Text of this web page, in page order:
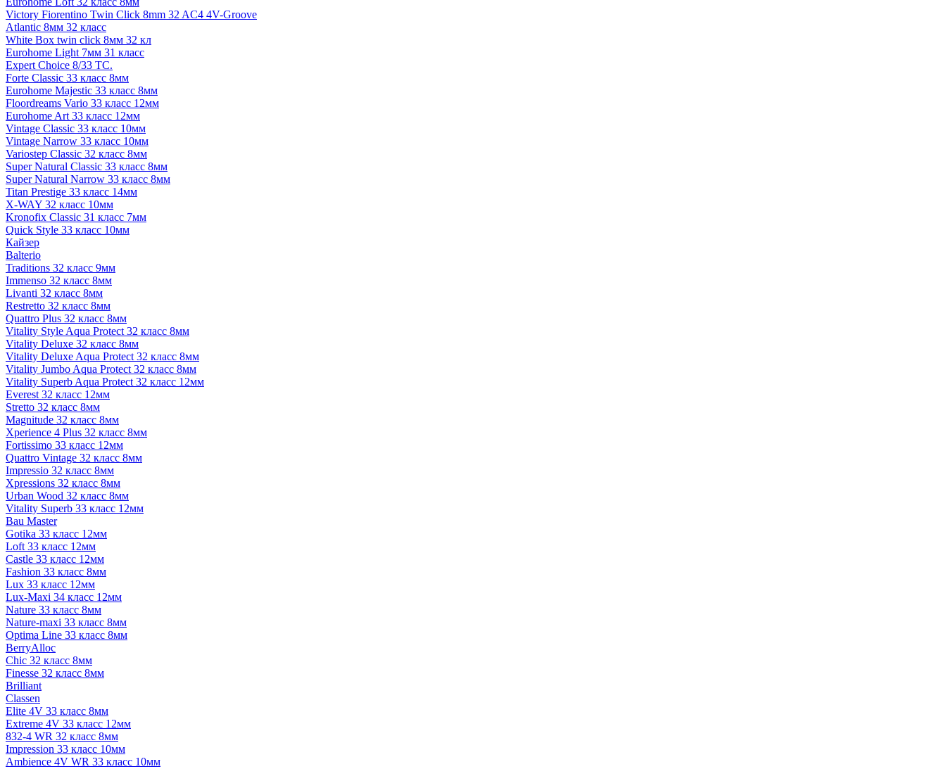
Victory Fiorentino Twin Click 8mm 32 AC4 4V-Groove
Atlantic 8мм 32 класс
White Box twin click 8мм 32 кл
Eurohome Light 7мм 31 класс
Expert Choice 8/33 TC.
Forte Classic 33 класс 8мм
Eurohome Majestic 33 класс 8мм
Floordreams Vario 33 класс 12мм
Eurohome Art 33 класс 12мм
Vintage Classic 33 класс 10мм
Vintage Narrow 33 класс 10мм
Variostep Classic 32 класс 8мм
Super Natural Classic 33 класс 8мм
Super Natural Narrow 33 класс 8мм
Titan Prestige 33 класс 14мм
X-WAY 32 класс 10мм
Kronofix Classic 31 класс 7мм
Quick Style 33 класс 10мм
Кайзер
Balterio
Traditions 32 класс 9мм
Immenso 32 класс 8мм
Livanti 32 класс 8мм
Restretto 32 класс 8мм
Quattro Plus 32 класс 8мм
Vitality Style Aqua Protect 32 класс 8мм
Vitality Deluxe 32 класс 8мм
Vitality Deluxe Aqua Protect 32 класс 8мм
Vitality Jumbo Aqua Protect 32 класс 8мм
Vitality Superb Aqua Protect 32 класс 12мм
Everest 32 класс 12мм
Stretto 32 класс 8мм
Magnitude 32 класс 8мм
Xperience 4 Plus 32 класс 8мм
Fortissimo 33 класс 12мм
Quattro Vintage 32 класс 8мм
Impressio 32 класс 8мм
Xpressions 32 класс 8мм
Urban Wood 32 класс 8мм
Vitality Superb 33 класс 12мм
Bau Master
Gotika 33 класс 12мм
Loft 33 класс 12мм
Castle 33 класс 12мм
Fashion 33 класс 8мм
Lux 33 класс 12мм
Lux-Maxi 34 класс 12мм
Nature 33 класс 8мм
Nature-maxi 33 класс 8мм
Optima Line 33 класс 8мм
BerryAlloc
Chic 32 класс 8мм
Finesse 32 класс 8мм
Brilliant
Classen
Elite 4V 33 класс 8мм
Extreme 4V 33 класс 12мм
832-4 WR 32 класс 8мм
Impression 33 класс 10мм
Ambience 4V WR 33 класс 10мм